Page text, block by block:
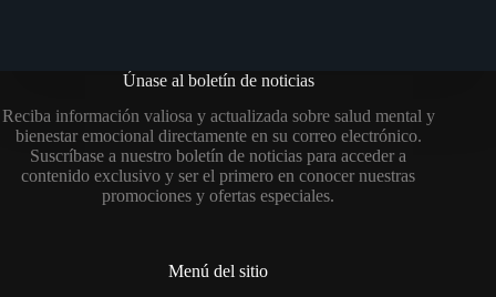
Únase al boletín de noticias
Reciba información valiosa y actualizada sobre salud mental y
bienestar emocional directamente en su correo electrónico.
Suscríbase a nuestro boletín de noticias para acceder a
contenido exclusivo y ser el primero en conocer nuestras
promociones y ofertas especiales.
Menú del sitio